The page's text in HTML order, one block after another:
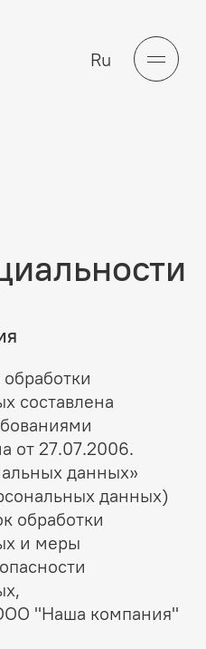
Ru
составлена
от 27.07.2006.
данных»
данных)
обработки
и меры
"Наша компания"